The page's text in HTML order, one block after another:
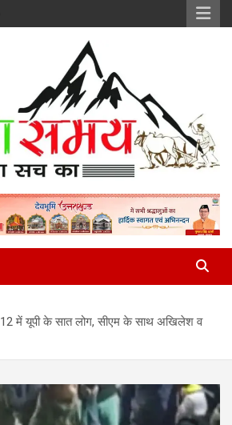
12 में यूपी के सात लोग, सीएम के साथ अखिलेश व